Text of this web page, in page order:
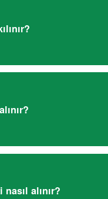
alınır?